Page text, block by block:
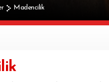
Madencilik